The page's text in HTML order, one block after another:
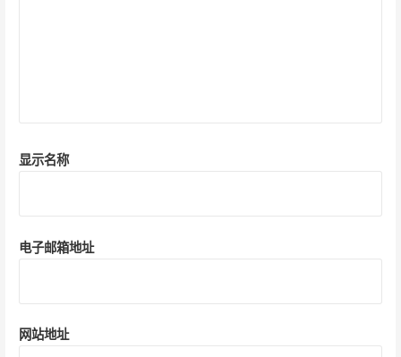
显示名称
电子邮箱地址
网站地址